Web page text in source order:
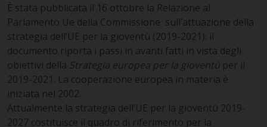
È stata pubblicata il 16 ottobre la Relazione al
Parlamento Ue della Commissione sull’attuazione della
strategia dell’UE per la gioventù (2019-2021): il
documento riporta i passi in avanti fatti in vista degli
obiettivi della Strategia europea per la gioventù per il
2019-2021. La cooperazione europea in materia è
iniziata nel 2002.
Attualmente la strategia dell’UE per la gioventù 2019-
2027 costituisce il quadro di riferimento per la